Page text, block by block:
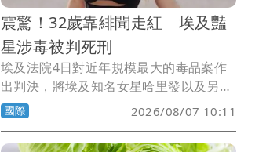
震驚！32歲靠緋聞走紅 埃及豔
星涉毒被判死刑
埃及法院4日對近年規模最大的毒品案作
出判決，將埃及知名女星哈里發以及另外
12名被告判處死刑。此案不僅震撼埃及社
會，也再次凸顯埃及對毒品犯罪「零容
忍」的嚴厲政策。
國際 2026/08/07 10:11